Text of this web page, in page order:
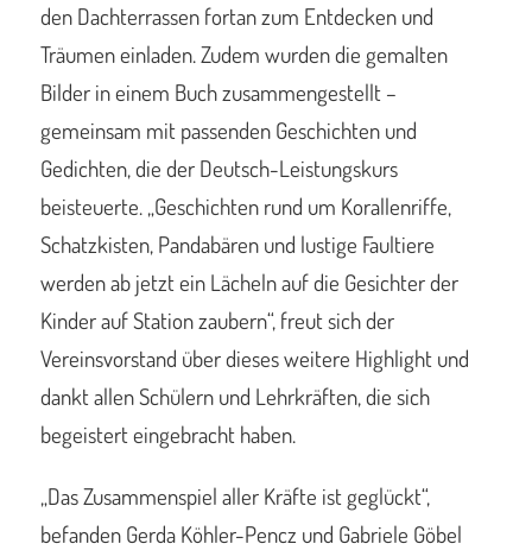
den Dachterrassen fortan zum Entdecken und
Träumen einladen. Zudem wurden die gemalten
Bilder in einem Buch zusammengestellt –
gemeinsam mit passenden Geschichten und
Gedichten, die der Deutsch-Leistungskurs
beisteuerte. „Geschichten rund um Korallenriffe,
Schatzkisten, Pandabären und lustige Faultiere
werden ab jetzt ein Lächeln auf die Gesichter der
Kinder auf Station zaubern“, freut sich der
Vereinsvorstand über dieses weitere Highlight und
dankt allen Schülern und Lehrkräften, die sich
begeistert eingebracht haben.
„Das Zusammenspiel aller Kräfte ist geglückt“,
befanden Gerda Köhler-Pencz und Gabriele Göbel